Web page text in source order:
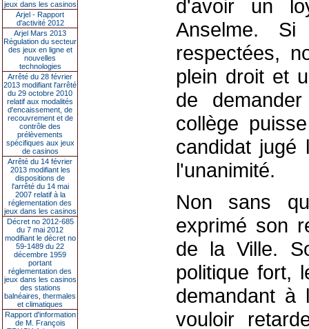
jeux dans les casinos
Arjel - Rapport
d'activité 2012
Arjel Mars 2013
Régulation du secteur
des jeux en ligne et
nouvelles
technologies
Arrêté du 28 février
2013 modifiant l'arrêté
du 29 octobre 2010
relatif aux modalités
d'encaissement, de
recouvrement et de
contrôle des
prélèvements
spécifiques aux jeux
de casinos
Arrêté du 14 février
2013 modifiant les
dispositions de
l'arrêté du 14 mai
2007 relatif à la
réglementation des
jeux dans les casinos
Décret no 2012-685
du 7 mai 2012
modifiant le décret no
59-1489 du 22
décembre 1959
portant
réglementation des
jeux dans les casinos
des stations
balnéaires, thermales
et climatiques
Rapport d'information
de M. François
d'avoir un
Anselme.
respectées,
plein droit et
de
collège
candidat
l'unanimité.
Non sans
exprimé son
de la Ville.
politique fort,
demandant à
vouloir